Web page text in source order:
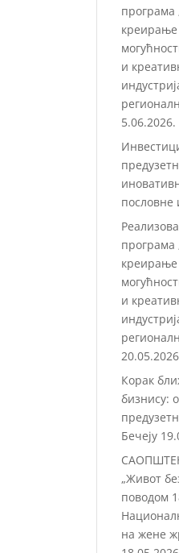
програма
креирање
и
5.06.2026.
пословне
програма
креирање
и
Корак
бизнису:
Бечеју
„Живот
поводом
на жене